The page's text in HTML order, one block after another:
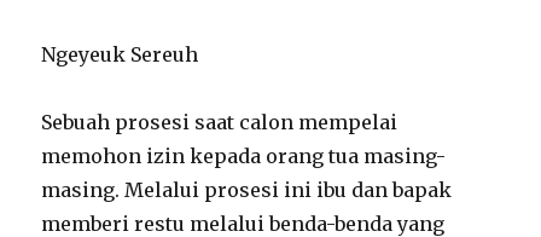
Ngeyeuk Sereuh
Sebuah prosesi saat calon mempelai
memohon izin kepada orang tua masing-
masing. Melalui prosesi ini ibu dan bapak
memberi restu melalui benda-benda yang